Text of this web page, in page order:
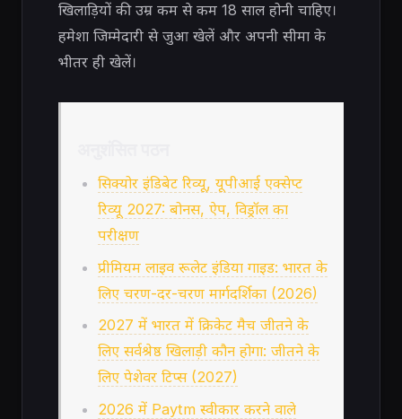
खिलाड़ियों की उम्र कम से कम 18 साल होनी चाहिए।
हमेशा जिम्मेदारी से जुआ खेलें और अपनी सीमा के
भीतर ही खेलें।
सिक्योर इंडिबेट रिव्यू, यूपीआई एक्सेप्ट
रिव्यू 2027: बोनस, ऐप, विड्रॉल का
परीक्षण
प्रीमियम लाइव रूलेट इंडिया गाइड: भारत के
लिए चरण-दर-चरण मार्गदर्शिका (2026)
2027 में भारत में क्रिकेट मैच जीतने के
लिए सर्वश्रेष्ठ खिलाड़ी कौन होगा: जीतने के
लिए पेशेवर टिप्स (2027)
2026 में Paytm स्वीकार करने वाले